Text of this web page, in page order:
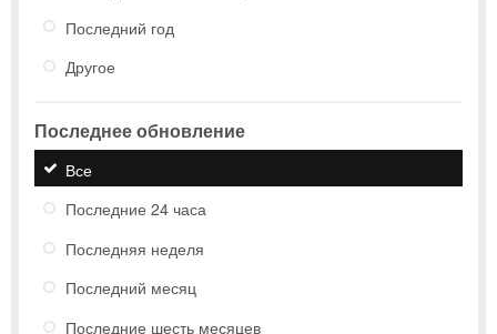
Последний год
Другое
Последнее обновление
Все
Последние 24 часа
Последняя неделя
Последний месяц
Последние шесть месяцев